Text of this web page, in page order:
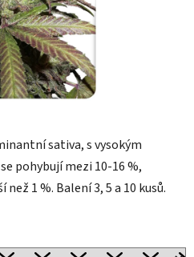
sativa, s vysokým
pohybují mezi 10-16 %,
1 %. Balení 3, 5 a 10 kusů.